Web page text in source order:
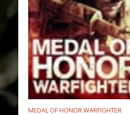
MEDAL OF HONOR WARFIGHTER